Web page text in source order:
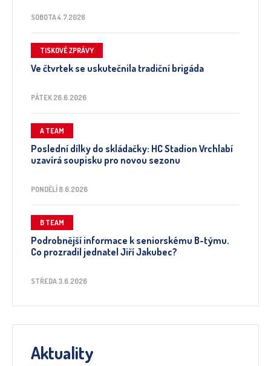
SOBOTA 4.7.2026
TISKOVÉ ZPRÁVY
Ve čtvrtek se uskutečnila tradiční brigáda
PÁTEK 26.6.2026
A TEAM
Poslední dílky do skládačky: HC Stadion Vrchlabí
uzavírá soupisku pro novou sezonu
PONDĚLÍ 8.6.2026
B TEAM
Podrobnější informace k seniorskému B-týmu.
Co prozradil jednatel Jiří Jakubec?
STŘEDA 3.6.2026
Aktuality